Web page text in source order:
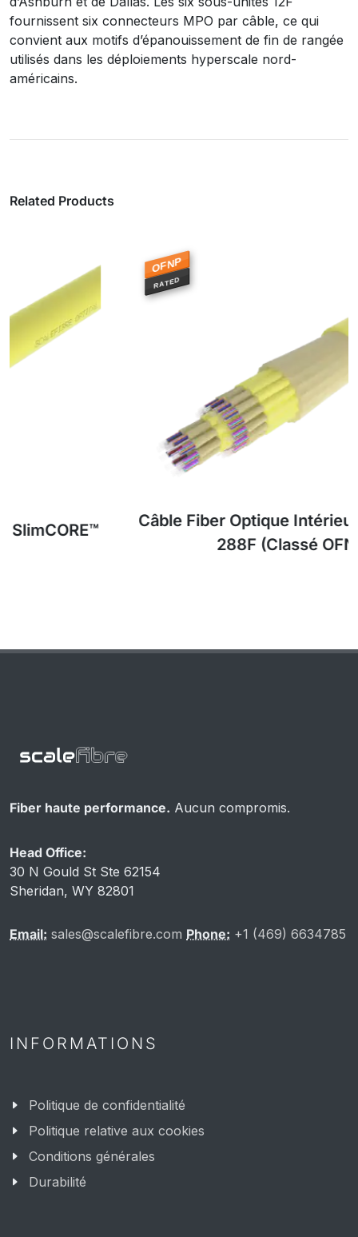
fournissent six connecteurs MPO par câble, ce qui
convient aux motifs d’épanouissement de fin de rangée
utilisés dans les déploiements hyperscale nord-
américains.
Related Products
RATED
Câble Fiber Optique Intérieur SlimCORE™
288F (Classé OFNP)
Fiber haute performance. Aucun compromis.
Head Office:
30 N Gould St Ste 62154
Sheridan, WY 82801
Email: sales@scalefibre.com Phone: +1 (469) 6634785
INFORMATIONS
Politique de confidentialité
Politique relative aux cookies
Conditions générales
Durabilité